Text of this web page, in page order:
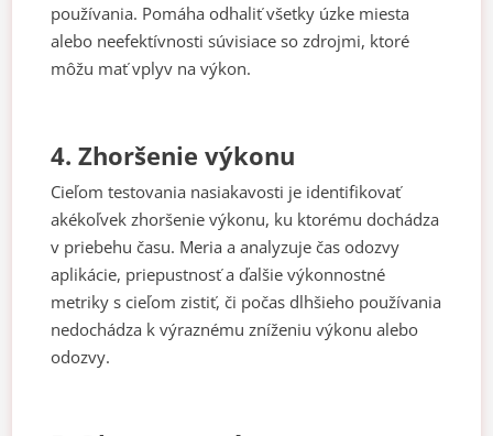
používania. Pomáha odhaliť všetky úzke miesta
alebo neefektívnosti súvisiace so zdrojmi, ktoré
môžu mať vplyv na výkon.
4. Zhoršenie výkonu
Cieľom testovania nasiakavosti je identifikovať
akékoľvek zhoršenie výkonu, ku ktorému dochádza
v priebehu času. Meria a analyzuje čas odozvy
aplikácie, priepustnosť a ďalšie výkonnostné
metriky s cieľom zistiť, či počas dlhšieho používania
nedochádza k výraznému zníženiu výkonu alebo
odozvy.